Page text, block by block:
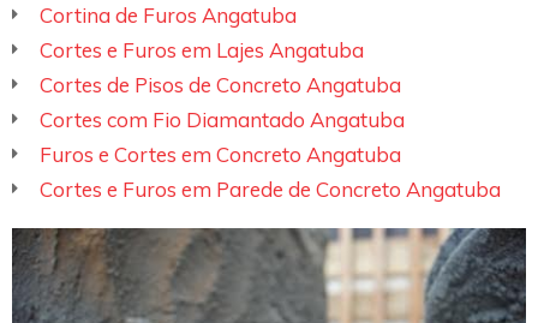
Cortina de Furos Angatuba
Cortes e Furos em Lajes Angatuba
Cortes de Pisos de Concreto Angatuba
Cortes com Fio Diamantado Angatuba
Furos e Cortes em Concreto Angatuba
Cortes e Furos em Parede de Concreto Angatuba